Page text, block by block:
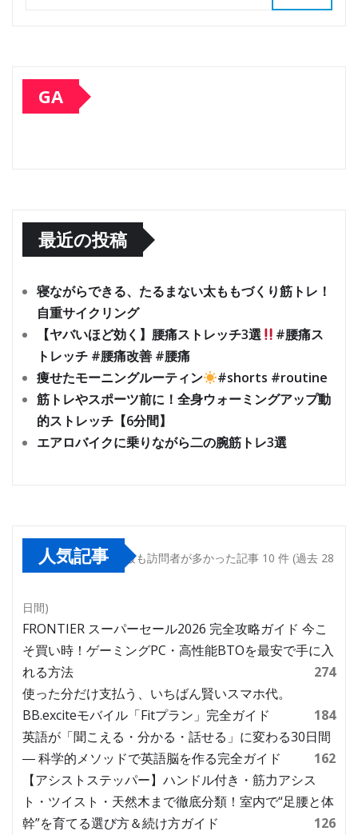
GA
最近の投稿
寝ながらできる、たるまない太ももづくり筋トレ！
自重サイクリング
【ヤバいほど効く】腰痛ストレッチ3選
#腰痛ス
トレッチ #腰痛改善 #腰痛
痩せたモーニングルーティン
#shorts #routine
筋トレやスポーツ前に！全身ウォーミングアップ動
的ストレッチ【6分間】
エアロバイクに乗りながら二の腕筋トレ3選
人気記事 最も訪問者が多かった記事 10 件 (過去 28
日間)
FRONTIER スーパーセール2026 完全攻略ガイド 今こ
そ買い時！ゲーミングPC・高性能BTOを最安で手に入
れる方法
274
使った分だけ支払う、いちばん賢いスマホ代。
BB.exciteモバイル「Fitプラン」完全ガイド
184
英語が「聞こえる・分かる・話せる」に変わる30日間
― 科学的メソッドで英語脳を作る完全ガイド
162
【アシストステッパー】ハンドル付き・筋力アシス
ト・ツイスト・天然木まで徹底分類！室内で“足腰と体
幹”を育てる選び方＆続け方ガイド
126